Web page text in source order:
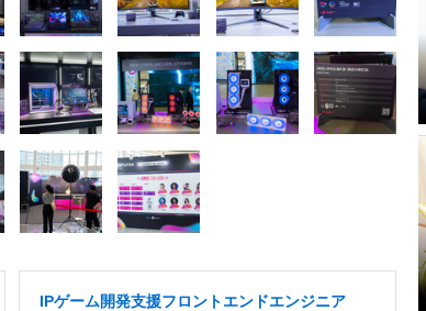
IPゲーム開発支援フロントエンドエンジニア